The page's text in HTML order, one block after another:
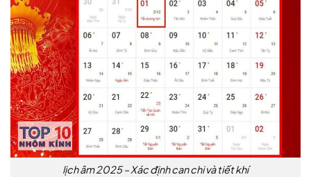
lịch âm 2025 – Xác định can chi và tiết khí